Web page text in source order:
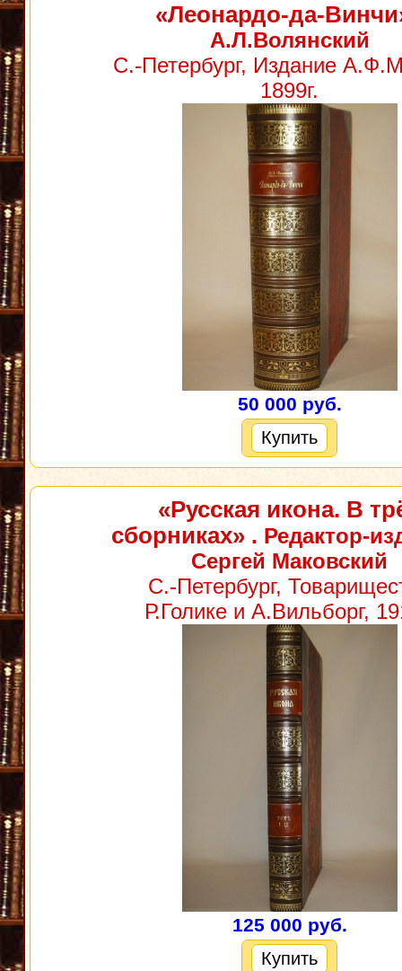
«Леонардо-да-
А.Л.Волянский
С.-Петербург, Издание
1899г.
50 000 руб.
Купить
«Русская икона. В
сборниках». Редактор-
Сергей Маковский
С.-Петербург,
Р.Голике и А.Вильборг,
125 000 руб.
Купить